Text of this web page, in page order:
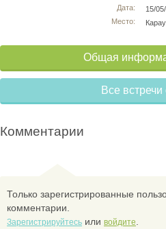
Дата:
Место:
15/
Общая
Все
Комментарии
Только зарегистрированные
комментарии.
Зарегистрируйтесь или войдите